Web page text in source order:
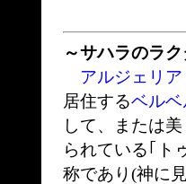
～サハラのラ
アルジェリア
居住するベルベ
して、または
られている｢ト
称であり(神に